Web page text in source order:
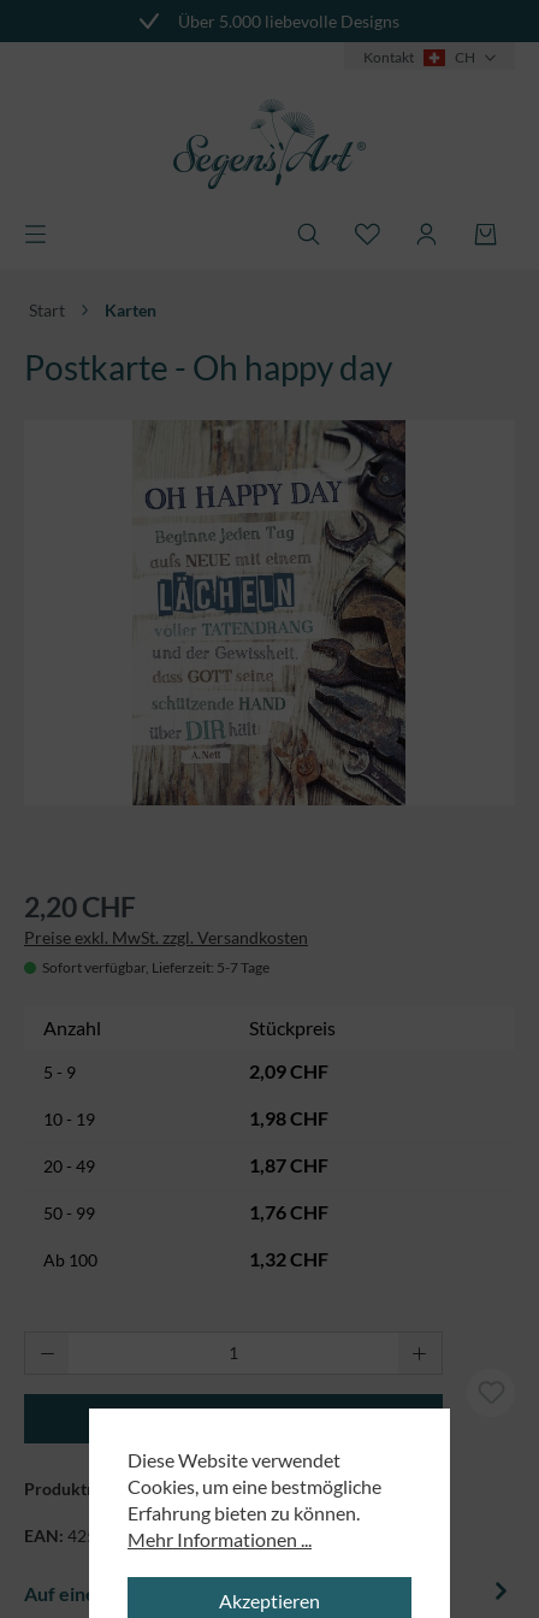
Über 5.000 liebevolle Designs
Kontakt CH
Start Karten
Postkarte - Oh happy day
Bildergalerie überspringen
2,20 CHF
Preise exkl. MwSt. zzgl. Versandkosten
Sofort verfügbar, Lieferzeit: 5-7 Tage
Anzahl Stückpreis
5 - 9 2,09 CHF
10 - 19 1,98 CHF
20 - 49 1,87 CHF
50 - 99 1,76 CHF
Ab 100 1,32 CHF
Produkt Anzahl: Gib den gewünschten
Produktnummer:9200
EAN: 4250479844506
Auf einem Blick
Diese Website verwendet
Cookies, um eine bestmögliche
Erfahrung bieten zu können.
Mehr Informationen ...
Akzeptieren